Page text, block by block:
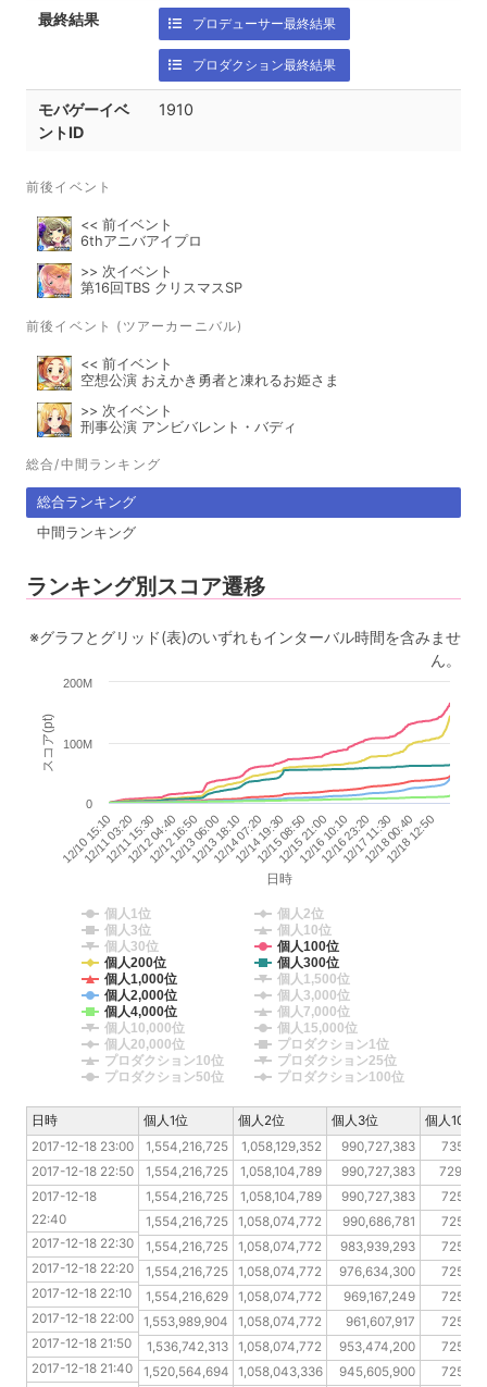
最終結果 プロデューサー最終結果
プロダクション最終結果
モバゲーイベ
ントID
1910
前後イベント
<< 前イベント
6thアニバアイプロ
>> 次イベント
第16回TBS クリスマスSP
前後イベント (ツアーカーニバル)
<< 前イベント
空想公演 おえかき勇者と凍れるお姫さま
>> 次イベント
刑事公演 アンビバレント・バディ
総合/中間ランキング
総合ランキング
中間ランキング
ランキング別スコア遷移
※グラフとグリッド(表)のいずれもインターバル時間を含みませ
ん。
日時
スコア(pt)
12/10 15:10
12/11 03:20
12/11 15:30
12/12 04:40
12/12 16:50
12/13 06:00
12/13 18:10
12/14 07:20
12/14 19:30
12/15 08:50
12/15 21:00
12/16 10:10
12/16 23:20
12/17 11:30
12/18 00:40
12/18 12:50
0
100M
200M
個人1位
個人2位
個人3位
個人10位
個人30位
個人100位
個人200位
個人300位
個人1,000位
個人1,500位
個人2,000位
個人3,000位
個人4,000位
個人7,000位
個人10,000位
個人15,000位
個人20,000位
プロダクション1位
プロダクション10位
プロダクション25位
プロダクション50位
プロダクション100位
2017-12-18 23:00 1,554,216,725 1,058,129,352 990,727,383
2017-12-18 22:50
1,554,216,725 1,058,104,789 990,727,383
2017-12-18 22:40
1,554,216,725 1,058,104,789 990,727,383
2017-12-18 22:30
1,554,216,725 1,058,074,772 990,686,781
2017-12-18 22:20
1,554,216,725 1,058,074,772 983,939,293
2017-12-18 22:10
1,554,216,725 1,058,074,772 976,634,300
2017-12-18 22:00
1,554,216,629 1,058,074,772 969,167,249
2017-12-18 21:50
1,553,989,904 1,058,074,772 961,607,917
2017-12-18 21:40
1,536,742,313 1,058,074,772 953,474,200
2017-12-18 21:30
1,520,564,694 1,058,043,336 945,605,900
日時 個人1位 個人2位 個人3位
個人10位
2017-12-18 23:00
2017-12-18 22:50
2017-12-18
22:40
2017-12-18 22:30
2017-12-18 22:20
2017-12-18 22:10
2017-12-18 22:00
2017-12-18 21:50
2017-12-18 21:40
日時